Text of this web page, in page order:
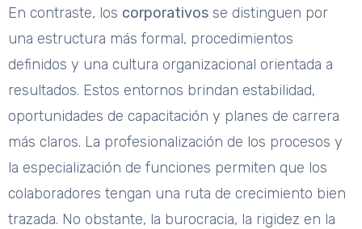
En contraste, los corporativos se distinguen por
una estructura más formal, procedimientos
definidos y una cultura organizacional orientada a
resultados. Estos entornos brindan estabilidad,
oportunidades de capacitación y planes de carrera
más claros. La profesionalización de los procesos y
la especialización de funciones permiten que los
colaboradores tengan una ruta de crecimiento bien
trazada. No obstante, la burocracia, la rigidez en la